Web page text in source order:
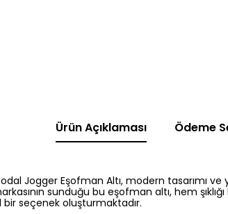
Ürün Açıklaması Ödeme
Jogger Eşofman Altı, modern tasarımı
sunduğu bu eşofman altı, hem
seçenek oluşturmaktadır.